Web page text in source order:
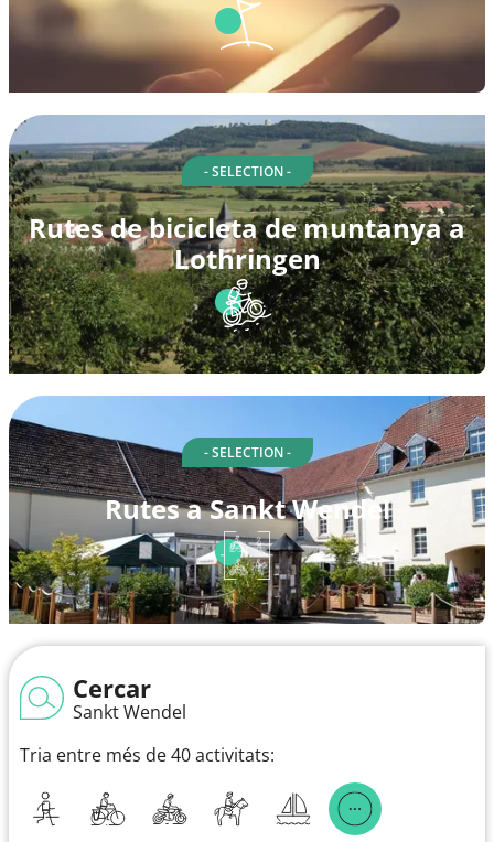
- SELECTION -
Rutes de bicicleta de muntanya a
Lothringen
- SELECTION -
Rutes a Sankt Wendel
Cercar
Sankt Wendel
Tria entre més de 40 activitats: